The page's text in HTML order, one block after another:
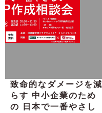
致命的なダメージを減
らす 中小企業のため
の 日本で一番やさし